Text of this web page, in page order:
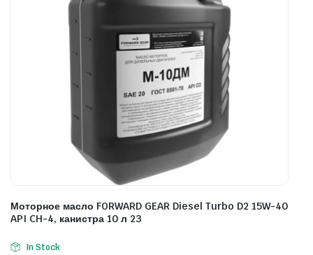
Моторное масло FORWARD GEAR Diesel Turbo D2 15W-40
API CH-4, канистра 10 л 23
In Stock